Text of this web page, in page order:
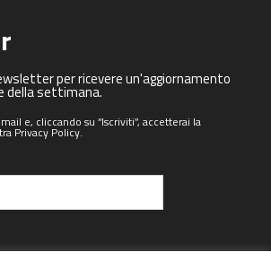
per ricevere un'aggiornamento
della settimana.
e, cliccando su “Iscriviti”, accetterai la
Privacy Policy.